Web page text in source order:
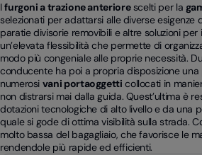
Ifurgoni a trazione anteriorescelti per la
selezionati per adattarsi alle diverse esigenze
paratie divisorie removibili e altre soluzioni per
un’elevata flessibilità che permette di
modo più congeniale alle proprie necessità.
conducente ha poi a propria disposizione
numerosi vani portaoggetti collocati in
non distrarsi mai dalla guida. Quest’ultima è
dotazioni tecnologiche di alto livello e da una
quale si gode di ottima visibilità sulla strada.
molto bassa del bagagliaio, che favorisce le
rendendole più rapide ed efficienti.